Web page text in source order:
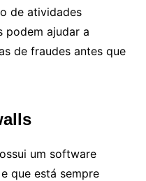
de atividades
podem ajudar a
de fraudes antes que
um software
que está sempre